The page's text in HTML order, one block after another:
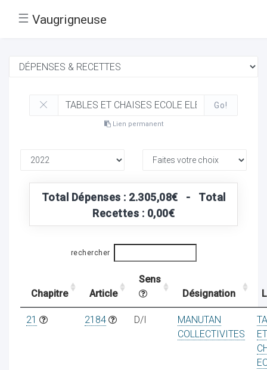
☰ Vaugrigneuse
Go!
Lien permanent
Total Dépenses : 2.305,08€ - Total
Recettes : 0,00€
rechercher
Chapitre Article
Sens
Désignation
21 2184 D/I
MANUTAN
COLLECTIVITES
ET